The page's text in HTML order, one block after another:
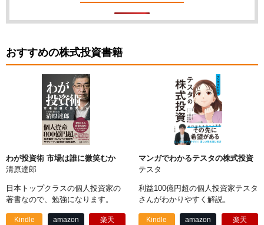
おすすめの株式投資書籍
わが投資術 市場は誰に微笑むか
清原達郎
日本トップクラスの個人投資家の
著書なので、勉強になります。
Kindle amazon 楽天
マンガでわかるテスタの株式投資
テスタ
利益100億円超の個人投資家テスタ
さんがわかりやすく解説。
Kindle amazon 楽天